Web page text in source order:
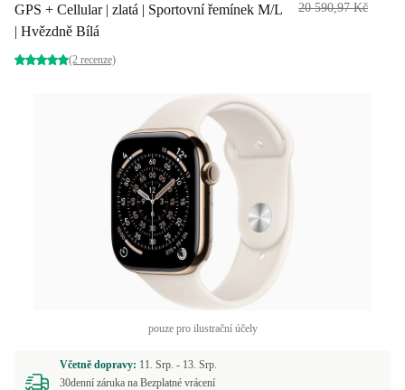
GPS + Cellular | zlatá | Sportovní řemínek M/L
| Hvězdně Bílá
(2 recenze)
20 590,97 Kč
pouze pro ilustrační účely
Včetně dopravy: 11. Srp. - 13. Srp.
30denní záruka na Bezplatné vrácení